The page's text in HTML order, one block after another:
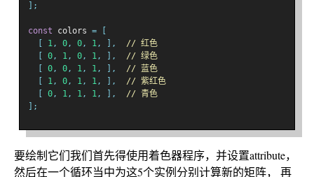
];
const colors =
1, 0, 0, 1, ],
// 红色
0, 1, 0, 1, ],
// 绿色
0, 0, 1, 1, ],
// 蓝色
1, 0, 1, 1, ],
// 紫红色
0, 1, 1, 1, ],
// 青色
];
要绘制它们我们首先得使用着色器程序，并设置attribute，
然后在一个循环当中为这5个实例分别计算新的矩阵， 再